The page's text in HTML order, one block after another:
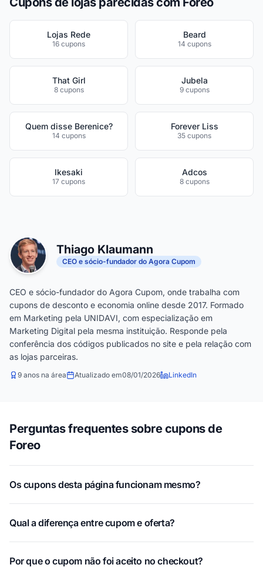
Lojas Rede
16 cupons
Beard
14 cupons
That Girl
8 cupons
Jubela
9 cupons
Quem disse Berenice?
14 cupons
Forever Liss
35 cupons
Ikesaki
17 cupons
Adcos
8 cupons
Thiago Klaumann
CEO e sócio-fundador do Agora Cupom
CEO e sócio-fundador do Agora Cupom, onde trabalha com
cupons de desconto e economia online desde 2017. Formado
em Marketing pela UNIDAVI, com especialização em
Marketing Digital pela mesma instituição. Responde pela
conferência dos códigos publicados no site e pela relação com
as lojas parceiras.
9 anos na área Atualizado em08/01/2026 LinkedIn
Perguntas frequentes sobre cupons de
Foreo
Os cupons desta página funcionam mesmo?
Qual a diferença entre cupom e oferta?
Por que o cupom não foi aceito no checkout?